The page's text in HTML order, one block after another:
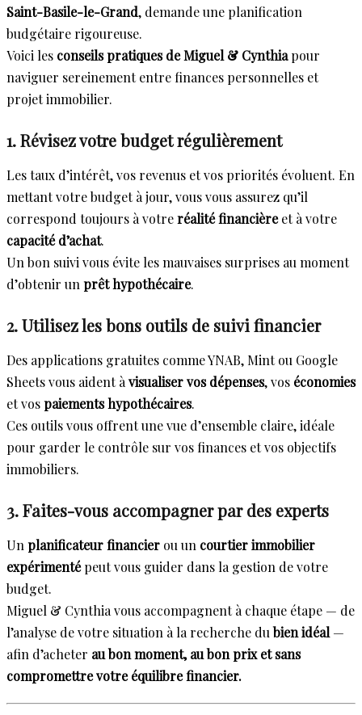
Saint-Basile-le-Grand, demande une planification
budgétaire rigoureuse.
Voici les conseils pratiques de Miguel & Cynthiapour
naviguer sereinement entre finances personnelles et
projet immobilier.
1. Révisez votre budget régulièrement
Les taux d’intérêt, vos revenus et vos priorités évoluent. En
mettant votre budget à jour, vous vous assurez qu’il
correspond toujours à votreréalité financièreet à votre
capacité d’achat.
Un bon suivi vous évite les mauvaises surprises au moment
d’obtenir un prêt hypothécaire.
2. Utilisez les bons outils de suivi financier
Des applications gratuites comme YNAB, Mint ou Google
Sheets vous aident à visualiser vos dépenses, vos économies
et vospaiements hypothécaires.
Ces outils vous offrent une vue d’ensemble claire, idéale
pour garder le contrôle sur vos finances et vos objectifs
immobiliers.
3. Faites-vous accompagner par des experts
Un planificateur financier ou un courtier immobilier
expérimentépeut vous guider dans la gestion de votre
budget.
Miguel & Cynthia vous accompagnent à chaque étape — de
l’analyse de votre situation à la recherche dubien idéal —
afin d’acheter au bon moment, au bon prix et sans
compromettre votre équilibre financier.